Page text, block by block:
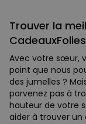
Trouver la
CadeauxFolies
Avec votre sœur,
point que nous
des jumelles ?
parvenez pas à
hauteur de votre
aider à trouver